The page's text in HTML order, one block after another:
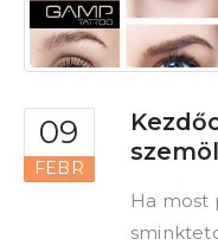
09
FEBR
Ha most